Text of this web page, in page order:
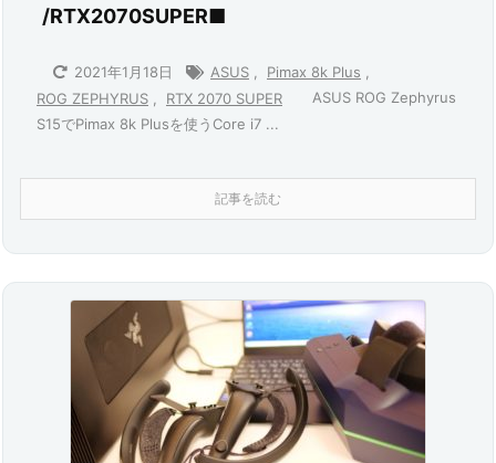
/RTX2070SUPER■
2021年1月18日 ASUS , Pimax 8k Plus ,
ROG ZEPHYRUS , RTX 2070 SUPER
ASUS ROG Zephyrus
S15でPimax 8k Plusを使うCore i7 ...
記事を読む